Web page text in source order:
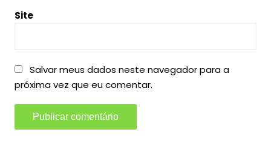
Site
Salvar meus dados neste navegador para a
próxima vez que eu comentar.